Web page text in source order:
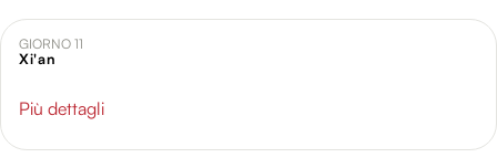
GIORNO 11
Xi'an
Più dettagli